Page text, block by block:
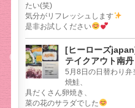
たい(笑)
気分がリフレッシュします
是非お試しください
[ヒーローズ
テイクアウト南丹
5月8日の日替わり弁
焼鮭、
具だくさん卵焼き、
菜の花のサラダでした